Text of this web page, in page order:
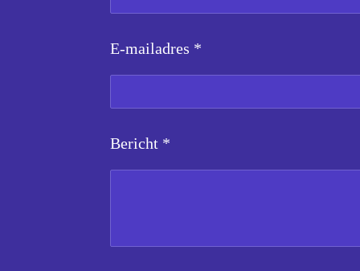
E-mailadres *
Bericht *